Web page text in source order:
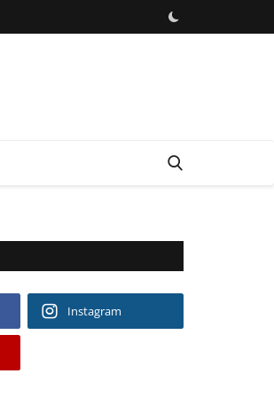
Instagram